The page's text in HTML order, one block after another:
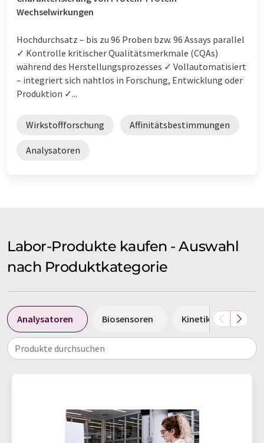
Wechselwirkungen
Hochdurchsatz – bis zu 96 Proben bzw. 96 Assays parallel
✓ Kontrolle kritischer Qualitätsmerkmale (CQAs)
während des Herstellungsprozesses ✓ Vollautomatisiert
– integriert sich nahtlos in Forschung, Entwicklung oder
Produktion ✓...
Wirkstoffforschung Affinitätsbestimmungen
Analysatoren
Labor-Produkte kaufen - Auswahl
nach Produktkategorie
Analysatoren Biosensoren Kinetik-Assays
Produkte durchsuchen